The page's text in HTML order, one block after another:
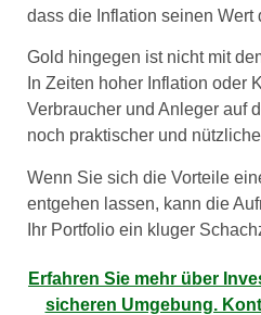
dass die Inflation seinen Wert
Gold hingegen ist nicht mit
In Zeiten hoher Inflation oder
Verbraucher und Anleger auf
noch praktischer und
Wenn Sie sich die Vorteile
entgehen lassen, kann die
Ihr Portfolio ein kluger
Erfahren Sie mehr über
sicheren Umgebung.